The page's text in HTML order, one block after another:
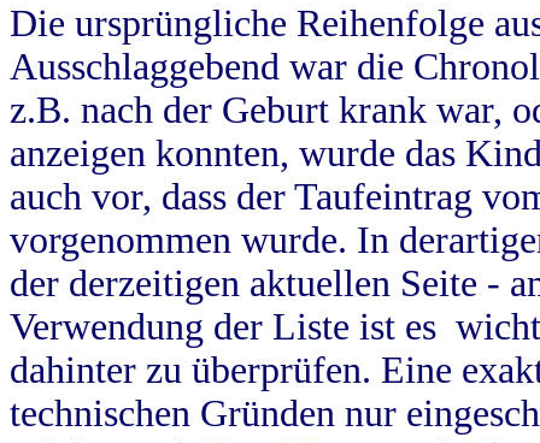
Die ursprüngliche Reihenfolge
Ausschlaggebend war die
z.B. nach der Geburt krank war,
anzeigen konnten, wurde das
auch vor, dass der Taufeintrag
vorgenommen wurde. In
der derzeitigen aktuellen Seite -
Verwendung der Liste ist es
dahinter zu überprüfen. Eine
technischen Gründen nur